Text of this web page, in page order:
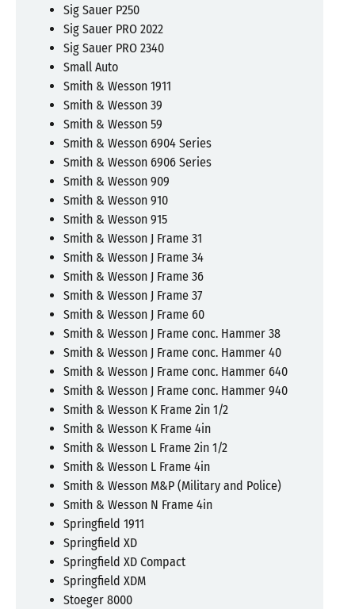
Sig Sauer P250
Sig Sauer PRO 2022
Sig Sauer PRO 2340
Small Auto
Smith & Wesson 1911
Smith & Wesson 39
Smith & Wesson 59
Smith & Wesson 6904 Series
Smith & Wesson 6906 Series
Smith & Wesson 909
Smith & Wesson 910
Smith & Wesson 915
Smith & Wesson J Frame 31
Smith & Wesson J Frame 34
Smith & Wesson J Frame 36
Smith & Wesson J Frame 37
Smith & Wesson J Frame 60
Smith & Wesson J Frame conc. Hammer 38
Smith & Wesson J Frame conc. Hammer 40
Smith & Wesson J Frame conc. Hammer 640
Smith & Wesson J Frame conc. Hammer 940
Smith & Wesson K Frame 2in 1/2
Smith & Wesson K Frame 4in
Smith & Wesson L Frame 2in 1/2
Smith & Wesson L Frame 4in
Smith & Wesson M&P (Military and Police)
Smith & Wesson N Frame 4in
Springfield 1911
Springfield XD
Springfield XD Compact
Springfield XDM
Stoeger 8000